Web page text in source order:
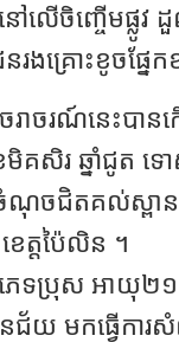
លើចិញ្ចើមផ្លូវ
ងគ្រោះខូចផ្នែ
រាចរណ៍នេះបា
ែមិគសិរ ឆ្នាំជូត
ណុចជិតគល់ស្ពាន
េត្តប៉ៃលិន ។
េទប្រុស អាយុ២
ានជ័យ មកធ្វើក